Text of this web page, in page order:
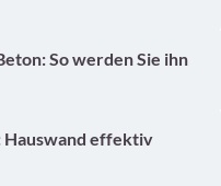
So werden Sie ihn
effektiv